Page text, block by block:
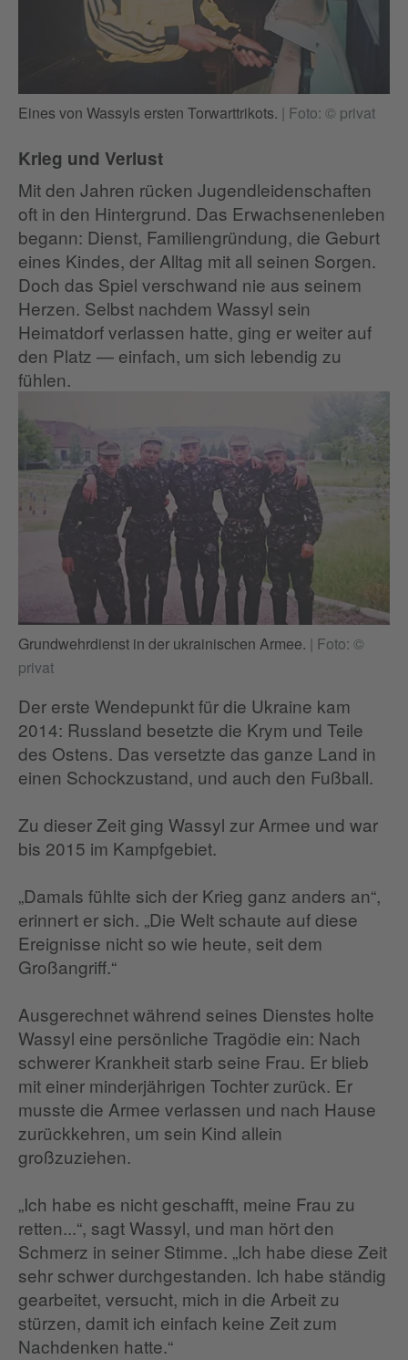
Eines von Wassyls ersten Torwarttrikots. | Foto: © privat
Krieg und Verlust
Mit den Jahren rücken Jugendleidenschaften
oft in den Hintergrund. Das Erwachsenenleben
begann: Dienst, Familiengründung, die Geburt
eines Kindes, der Alltag mit all seinen Sorgen.
Doch das Spiel verschwand nie aus seinem
Herzen. Selbst nachdem Wassyl sein
Heimatdorf verlassen hatte, ging er weiter auf
den Platz — einfach, um sich lebendig zu
fühlen.
Grundwehrdienst in der ukrainischen Armee. | Foto: ©
privat
Der erste Wendepunkt für die Ukraine kam
2014: Russland besetzte die Krym und Teile
des Ostens. Das versetzte das ganze Land in
einen Schockzustand, und auch den Fußball.
Zu dieser Zeit ging Wassyl zur Armee und war
bis 2015 im Kampfgebiet.
„Damals fühlte sich der Krieg ganz anders an“,
erinnert er sich. „Die Welt schaute auf diese
Ereignisse nicht so wie heute, seit dem
Großangriff.“
Ausgerechnet während seines Dienstes holte
Wassyl eine persönliche Tragödie ein: Nach
schwerer Krankheit starb seine Frau. Er blieb
mit einer minderjährigen Tochter zurück. Er
musste die Armee verlassen und nach Hause
zurückkehren, um sein Kind allein
großzuziehen.
„Ich habe es nicht geschafft, meine Frau zu
retten...“, sagt Wassyl, und man hört den
Schmerz in seiner Stimme. „Ich habe diese Zeit
sehr schwer durchgestanden. Ich habe ständig
gearbeitet, versucht, mich in die Arbeit zu
stürzen, damit ich einfach keine Zeit zum
Nachdenken hatte.“